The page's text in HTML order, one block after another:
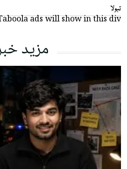
تبولا
ads will show in this div
مزید